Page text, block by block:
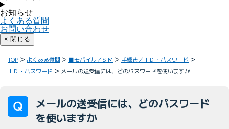
お知らせ
よくある質問
お問い合わせ
× 閉じる
TOP よくある質問 ■モバイル／SIM
手続き／ＩＤ・パスワード
ＩＤ・パスワード
メールの送受信には、どのパスワードを使いますか
メールの送受信には、どのパスワード
を使いますか